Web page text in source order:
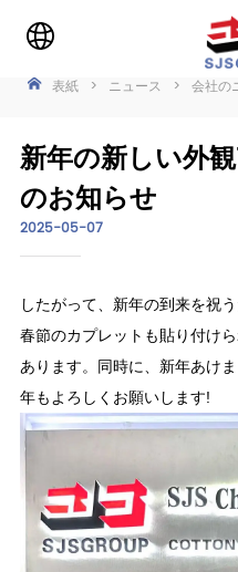
表紙 > ニュース > 会社の
新年の新しい外
のお知らせ
2025-05-07